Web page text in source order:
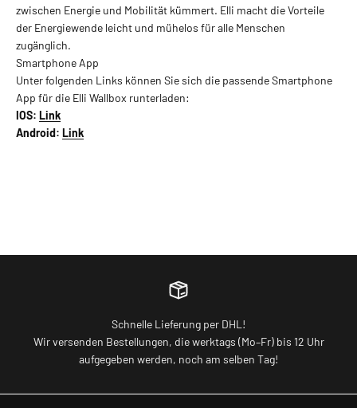
zwischen Energie und Mobilität kümmert. Elli macht die Vorteile
der Energiewende leicht und mühelos für alle Menschen
zugänglich.
Smartphone App
Unter folgenden Links können Sie sich die passende Smartphone
App für die Elli Wallbox runterladen:
IOS: Link
Android: Link
Schnelle Lieferung per DHL!
Wir versenden Bestellungen, die werktags (Mo–Fr) bis 12 Uhr
aufgegeben werden, noch am selben Tag!